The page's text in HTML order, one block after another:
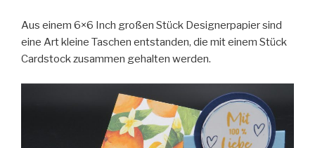
Aus einem 6×6 Inch großen Stück Designerpapier sind
eine Art kleine Taschen entstanden, die mit einem Stück
Cardstock zusammen gehalten werden.